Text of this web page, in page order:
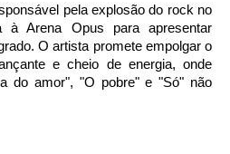
pela explosão do rock no
à Arena Opus para apresentar
O artista promete empolgar o
e cheio de energia, onde
do amor", "O pobre" e "Só" não